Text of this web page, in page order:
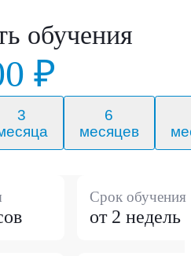
обучения
₽
3
6
месяцев
Срок обучения
от 2 недель